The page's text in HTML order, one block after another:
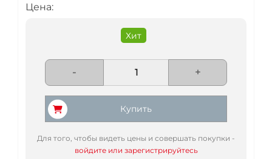
Цена:
Хит
- +
Купить
Для того, чтобы видеть цены и совершать покупки -
войдите или зарегистрируйтесь